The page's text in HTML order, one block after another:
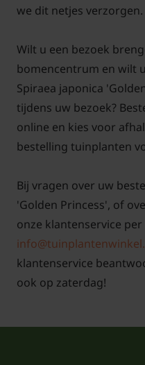
we dit netjes verzorgen.
Wilt u een bezoek
bomencentrum en wilt
Spiraea japonica
tijdens uw bezoek?
online en kies voor
bestelling tuinplanten
Bij vragen over uw
'Golden Princess', of
onze klantenservice per
klantenservice
ook op zaterdag!